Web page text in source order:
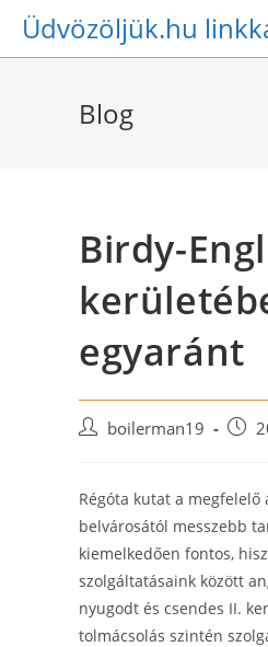
SkipÜdvözöljük.hu
Blog
Birdy-
egyaránt
Post boilerman19
Post
Régóta kutat a megfelelő
belvárosától messzebb
kiemelkedően fontos,
szolgáltatásaink között
nyugodt és csendes II.
tolmácsolás szintén